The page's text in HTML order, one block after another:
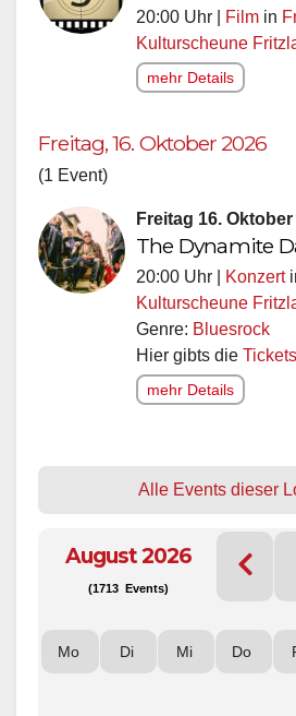
20:00 Uhr | Film in
Kulturscheune
mehr Details
Freitag, 16. Oktober 2026
(1 Event)
Freitag 16. Oktober
The Dynamite
20:00 Uhr | Konzert
Kulturscheune
Genre: Bluesrock
Hier gibts die
mehr Details
Alle Events dieser
August 2026
(1713 Events)
Mo Di Mi Do